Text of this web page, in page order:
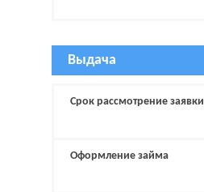
Выдача
Срок рассмотрение заявки
Оформление займа